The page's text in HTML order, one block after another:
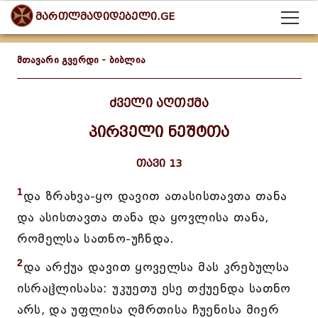
მართლმადიდებელი.GE
მთავარი გვერდი - ბიბლია
ძველი აღთქმა
პირველი ნეშტთა
თავი 13
1და ზრახვა-ყო დავით ათასისთავთა თანა
და ასისთავთა თანა და ყოვლისა თანა,
რომელსა სათნო-უჩნდა.
2და არქუა დავით ყოველსა მას კრებულსა
ისრაჱლისასა: უკუეთუ ესე თქუენდა სათნო
არს, და უფლისა ღმრთისა ჩუენისა მიერ